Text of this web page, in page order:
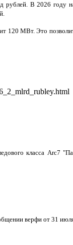
В 2026 году
120 МВт. Это
класса Arc7
верфи от 31